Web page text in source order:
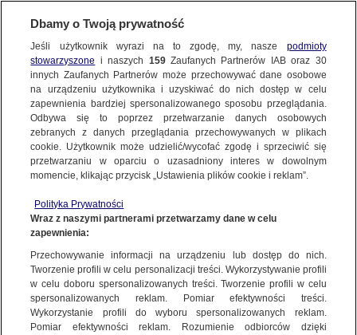
BIURO REKLAMY TVN MEDIA
ONLINE
Budujemy szeroki zasięg komunikacji w oparciu o najlepszy na
rynku jakościowy kontent pochodzący z platform TVNWarner
Bros. Discovery, od partnerów krajowych i zagranicznych oraz
od największych koncernów mediowych.
unikalnych użytkowników wideo.
reklamowyin-stream ponad 5,7 mld spotów.Oferujemy
alternatywę dla masowych kampanii wideo oraz znacznie
szersze możliwości targetowania.
Dbamy o Twoją prywatność
Jeśli użytkownik wyrazi na to zgodę, my, nasze podmioty
stowarzyszone i naszych 159Zaufanych Partnerów IAB oraz 30
innych Zaufanych Partnerów może przechowywać dane osobowe
na urządzeniu użytkownika i uzyskiwać do nich dostęp w celu
zapewnienia bardziej spersonalizowanego sposobu przeglądania.
Odbywa się to poprzez przetwarzanie danych osobowych
zebranych z danych przeglądania przechowywanych w plikach
cookie. Użytkownik może udzielić/wycofać zgodę i sprzeciwić się
przetwarzaniu w oparciu o uzasadniony interes w dowolnym
momencie, klikając przycisk „Ustawienia plików cookie i reklam”.
Polityka Prywatności
Wraz z naszymi partnerami przetwarzamy dane w celu
zapewnienia:
Przechowywanie informacji na urządzeniu lub dostęp do nich.
Tworzenie profili w celu personalizacji treści. Wykorzystywanie profili
w celu doboru spersonalizowanych treści. Tworzenie profili w celu
spersonalizowanych reklam. Pomiar efektywności treści.
Wykorzystanie profili do wyboru spersonalizowanych reklam.
Pomiar efektywności reklam. Rozumienie odbiorców dzięki